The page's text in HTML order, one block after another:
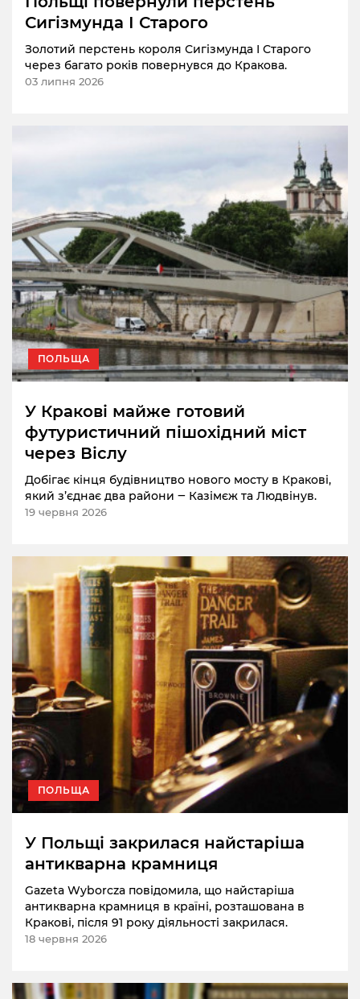
Сигізмунда І Старого
Золотий перстень короля Сигізмунда І Старого
через багато років повернувся до Кракова.
03 липня 2026
ПОЛЬЩА
У Кракові майже готовий
футуристичний пішохідний міст
через Віслу
Добігає кінця будівництво нового мосту в Кракові,
який з’єднає два райони ‒ Казімєж та Людвінув.
19 червня 2026
ПОЛЬЩА
У Польщі закрилася найстаріша
антикварна крамниця
Gazeta Wyborcza повідомила, що найстаріша
антикварна крамниця в країні, розташована в
Кракові, після 91 року діяльності закрилася.
18 червня 2026